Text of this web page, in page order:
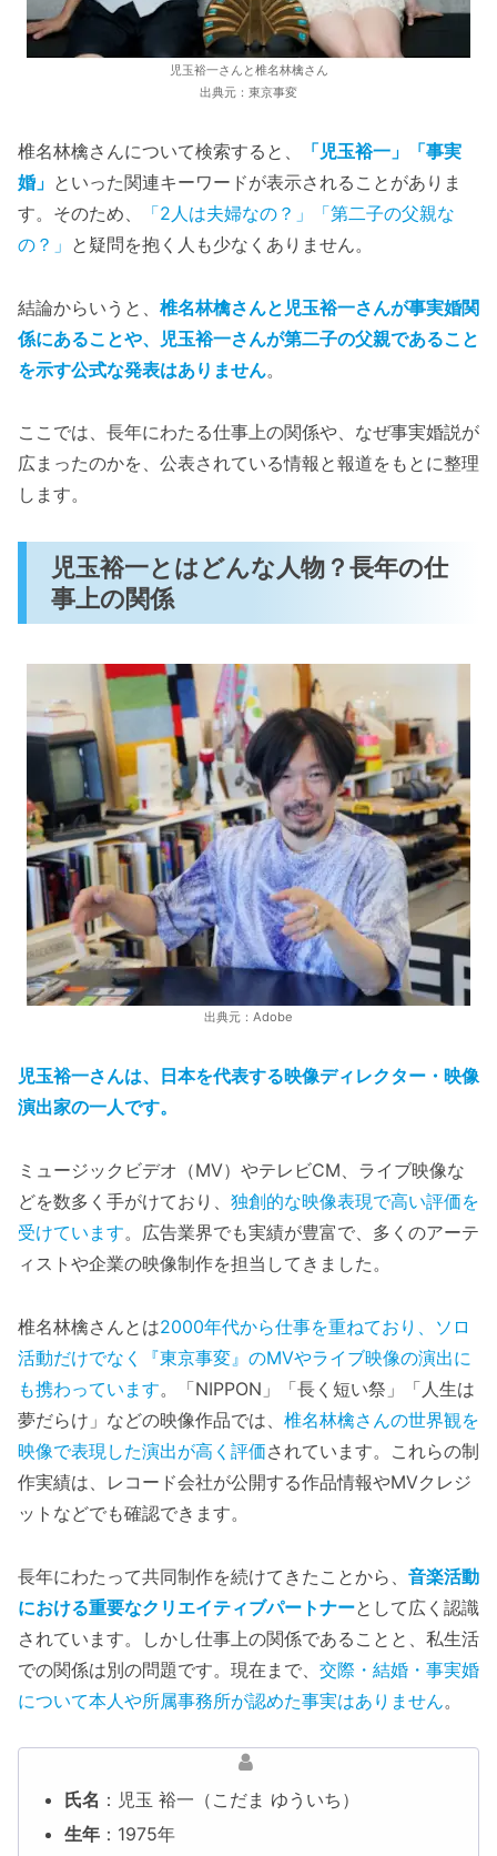
児玉裕一さんと椎名林檎さん
出典元：東京事変
椎名林檎さんについて検索すると、
「児玉裕一」「事実
婚」 といった関連キーワードが表示されることがありま
す。そのため、
「2人は夫婦なの？」「第二子の父親な
の？」 と疑問を抱く人も少なくありません。
結論からいうと、 椎名林檎さんと児玉裕一さんが事実婚関
係にあることや、児玉裕一さんが第二子の父親であること
を示す公式な発表はありません。
ここでは、長年にわたる仕事上の関係や、なぜ事実婚説が
広まったのかを、公表されている情報と報道をもとに整理
します。
児玉裕一とはどんな人物？長年の仕
事上の関係
出典元：Adobe
児玉裕一さんは、日本を代表する映像ディレクター・映像
演出家の一人です。
ミュージックビデオ（MV）やテレビCM、ライブ映像な
どを数多く手がけており、 独創的な映像表現で高い評価を
受けています。広告業界でも実績が豊富で、多くのアーテ
ィストや企業の映像制作を担当してきました。
椎名林檎さんとは2000年代から仕事を重ねており、ソロ
活動だけでなく『東京事変』のMVやライブ映像の演出に
も携わっています。「NIPPON」「長く短い祭」「人生は
夢だらけ」などの映像作品では、 椎名林檎さんの世界観を
映像で表現した演出が高く評価されています。これらの制
作実績は、レコード会社が公開する作品情報やMVクレジ
ットなどでも確認できます。
長年にわたって共同制作を続けてきたことから、 音楽活動
における重要なクリエイティブパートナーとして広く認識
されています。しかし仕事上の関係であることと、私生活
での関係は別の問題です。現在まで、 交際・結婚・事実婚
について本人や所属事務所が認めた事実はありません。
氏名 ：児玉 裕一（こだま ゆういち）
生年 ：1975年